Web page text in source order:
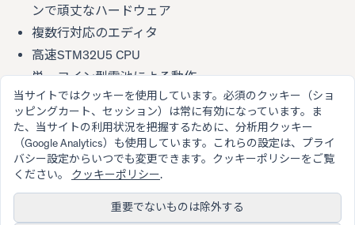
ンで頑丈なハードウェア
複数行対応のエディタ
高速STM32U5 CPU
単一コイン型電池による動作
低消費電力 - 長いバッテリー駆動時間
© 2026 SwissMicros
当サイトではクッキーを使用しています。必須のクッキー（ショ
ッピングカート、セッション）は常に有効になっています。ま
た、当サイトの利用状況を把握するために、分析用クッキー
（Google Analytics）も使用しています。これらの設定は、プライ
バシー設定からいつでも変更できます。クッキーポリシーをご覧
ください。
クッキーポリシー.
重要でないものは除外する